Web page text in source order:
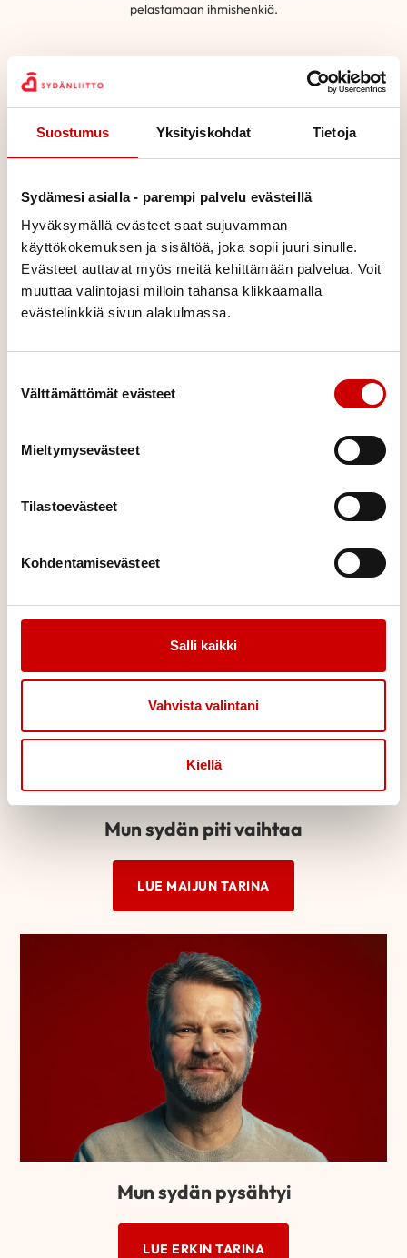
Suostumus Yksityiskohdat Tietoja
Sydämesi asialla - parempi palvelu evästeillä
Hyväksymällä evästeet saat sujuvamman
käyttökokemuksen ja sisältöä, joka sopii juuri sinulle.
Evästeet auttavat myös meitä kehittämään palvelua. Voit
muuttaa valintojasi milloin tahansa klikkaamalla
evästelinkkiä sivun alakulmassa.
Välttämättömät evästeet
Mieltymysevästeet
Tilastoevästeet
Kohdentamisevästeet
Salli kaikki
Vahvista valintani
Kiellä
pelastamaan ihmishenkiä.
Tarjoat tietoa ja tukea
Tieto auttaa pitämään hengissä. Sydänliiton rahoittama
tutkimus, tiedonvälitys ja tukitoiminta tarjoaa luotettavaa ja
ajantasaista tietoa läpi maan.
Joskus elämän jatkuminen on minuuteista kiinni. Valtakunnallinen
sydäniskuritoimintamme varmistaa, että apu on lähellä silloin,
Mun sydän piti vaihtaa
LUE MAIJUN TARINA
Mun sydän pysähtyi
LUE ERKIN TARINA